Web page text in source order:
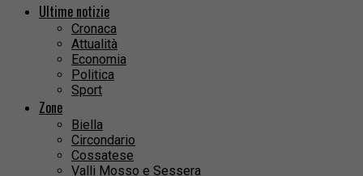
Ultime notizie
Cronaca
Attualità
Economia
Politica
Sport
Zone
Biella
Circondario
Cossatese
Valli Mosso e Sessera